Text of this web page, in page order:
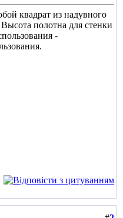
квадрат из надувного
полотна для стенки
-